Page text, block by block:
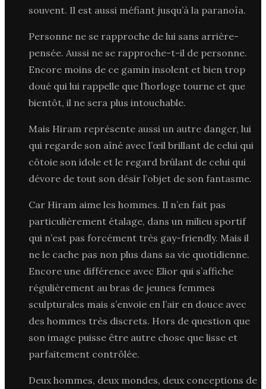
souvent. Il est aussi méfiant jusqu’à la paranoïa.
Personne ne se rapproche de lui sans arrière-
pensée. Aussi ne se rapproche-t-il de personne.
Encore moins de ce gamin insolent et bien trop
doué qui lui rappelle que l’horloge tourne et que
bientôt, il ne sera plus intouchable.
Mais Hiram représente aussi un autre danger, lui
qui regarde son aîné avec l’œil brillant de celui qui
côtoie son idole et le regard brûlant de celui qui
dévore de tout son désir l’objet de son fantasme.
Car Hiram aime les hommes. Il n’en fait pas
particulièrement étalage, dans un milieu sportif
qui n’est pas forcément très gay-friendly. Mais il
ne le cache pas non plus dans sa vie quotidienne.
Encore une différence avec Elior qui s’affiche
régulièrement au bras de jeunes femmes
sculpturales mais s’envoie en l’air en douce avec
des hommes très discrets. Hors de question que
son image puisse être autre chose que lisse et
parfaitement contrôlée.
Deux hommes, deux mondes, deux conceptions de